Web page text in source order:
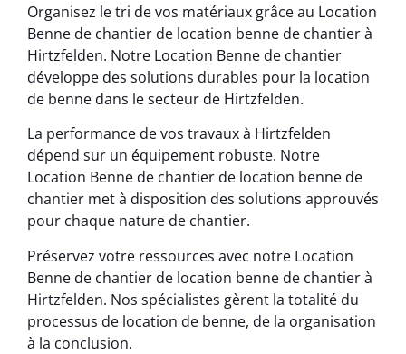
Organisez le tri de vos matériaux grâce au Location
Benne de chantier de location benne de chantier à
Hirtzfelden. Notre Location Benne de chantier
développe des solutions durables pour la location
de benne dans le secteur de Hirtzfelden.
La performance de vos travaux à Hirtzfelden
dépend sur un équipement robuste. Notre
Location Benne de chantier de location benne de
chantier met à disposition des solutions approuvés
pour chaque nature de chantier.
Préservez votre ressources avec notre Location
Benne de chantier de location benne de chantier à
Hirtzfelden. Nos spécialistes gèrent la totalité du
processus de location de benne, de la organisation
à la conclusion.